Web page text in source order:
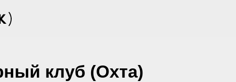
клуб (Охта)